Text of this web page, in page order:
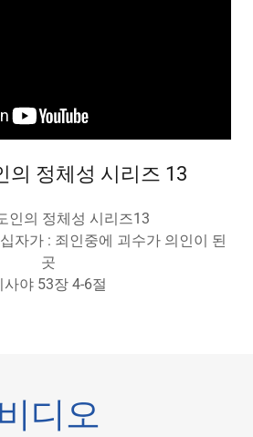
의 정체성 시리즈 13
인의 정체성 시리즈13
자가 : 죄인중에 괴수가 의인이 된
곳
사야 53장 4-6절
비디오